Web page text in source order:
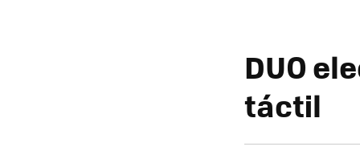
DUO
táctil